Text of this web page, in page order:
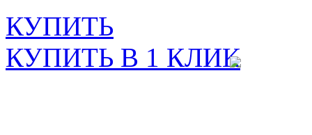
КУПИТЬ
КУПИТЬ В 1 КЛИК